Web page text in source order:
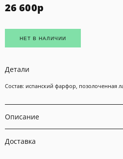
26 600р
НЕТ В НАЛИЧИИ
Детали
Состав: испанский фарфор, позолоченная
Описание
Доставка